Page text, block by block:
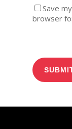
Save
browser